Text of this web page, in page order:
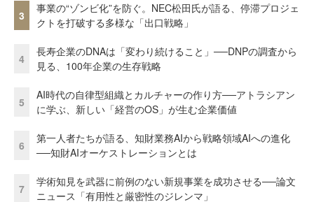
3
事業の“ゾンビ化”を防ぐ。NEC松田氏が語る、停滞プロジェ
クトを打破する多様な「出口戦略」
4
長寿企業のDNAは「変わり続けること」──DNPの調査から
見る、100年企業の生存戦略
5
AI時代の自律型組織とカルチャーの作り方──アトラシアン
に学ぶ、新しい「経営のOS」が生む企業価値
6
第一人者たちが語る、知財業務AIから戦略領域AIへの進化
──知財AIオーケストレーションとは
7
学術知見を武器に前例のない新規事業を成功させる──論文
ニュース「有用性と厳密性のジレンマ」